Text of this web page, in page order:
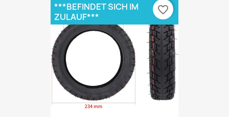
***BEFINDET SICH IM
ZULAUF***
favorite_border